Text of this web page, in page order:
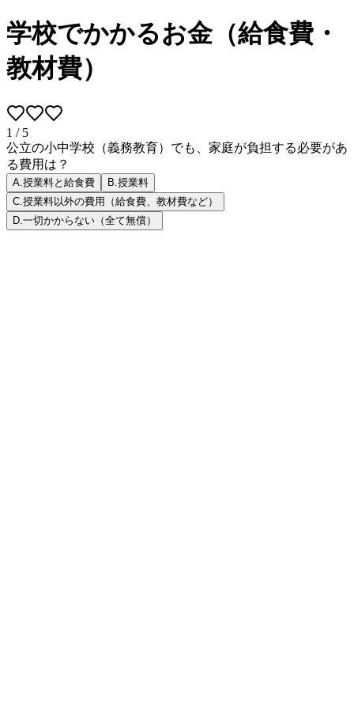
学校でかかるお金（給食費・
教材費）
1 / 5
公立の小中学校（義務教育）でも、家庭が負担する必要があ
る費用は？
A 授業料と給食費 B 授業料
C 授業料以外の費用（給食費、教材費など）
D 一切かからない（全て無償）